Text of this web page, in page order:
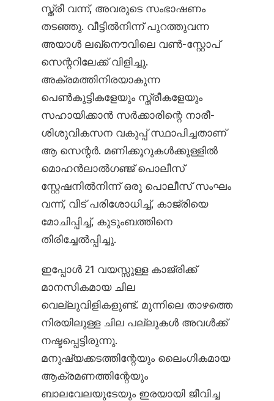
സ്ത്രീ വന്ന്, അവരുടെ സംഭാഷണം
തടഞ്ഞു. വീട്ടിൽനിന്ന് പുറത്തുവന്ന
അയാൾ ലഖ്നൌവിലെ വൺ-സ്റ്റോപ്
സെന്ററിലേക്ക് വിളിച്ചു.
അക്രമത്തിനിരയാകുന്ന
പെൺകുട്ടികളേയും സ്ത്രീകളേയും
സഹായിക്കാൻ സർക്കാരിന്റെ നാരീ-
ശിശുവികസന വകുപ്പ് സ്ഥാപിച്ചതാണ്
ആ സെന്റർ. മണിക്കൂറുകൾക്കുള്ളിൽ
മൊഹൻലാൽഗഞ്ജ് പൊലീസ്
സ്റ്റേഷനിൽനിന്ന് ഒരു പൊലീസ് സംഘം
വന്ന്, വീട് പരിശോധിച്ച്, കാജ്രിയെ
മോചിപ്പിച്ച്, കുടുംബത്തിനെ
തിരിച്ചേൽ‌പ്പിച്ചു.
ഇപ്പോൾ 21 വയസ്സുള്ള കാജ്രിക്ക്
മാനസികമായ ചില
വെല്ലുവിളികളുണ്ട്. മുന്നിലെ താഴത്തെ
നിരയിലുള്ള ചില പല്ലുകൾ അവൾക്ക്
നഷ്ടപ്പെട്ടിരുന്നു.
മനുഷ്യക്കടത്തിന്റേയും ലൈംഗികമായ
ആക്രമണത്തിന്റേയും
ബാലവേലയുടേയും ഇരയായി ജീവിച്ച